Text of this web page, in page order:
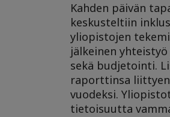
Kahden päivän
keskusteltiin
yliopistojen
jälkeinen
sekä budjetointi.
raporttinsa liittyen
vuodeksi.
tietoisuutta